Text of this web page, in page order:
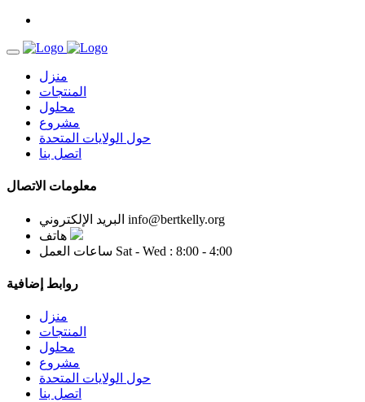
منزل
المنتجات
محلول
مشروع
حول الولايات المتحدة
اتصل بنا
معلومات الاتصال
البريد الإلكتروني info@bertkelly.org
هاتف
ساعات العمل Sat - Wed : 8:00 - 4:00
روابط إضافية
منزل
المنتجات
محلول
مشروع
حول الولايات المتحدة
اتصل بنا